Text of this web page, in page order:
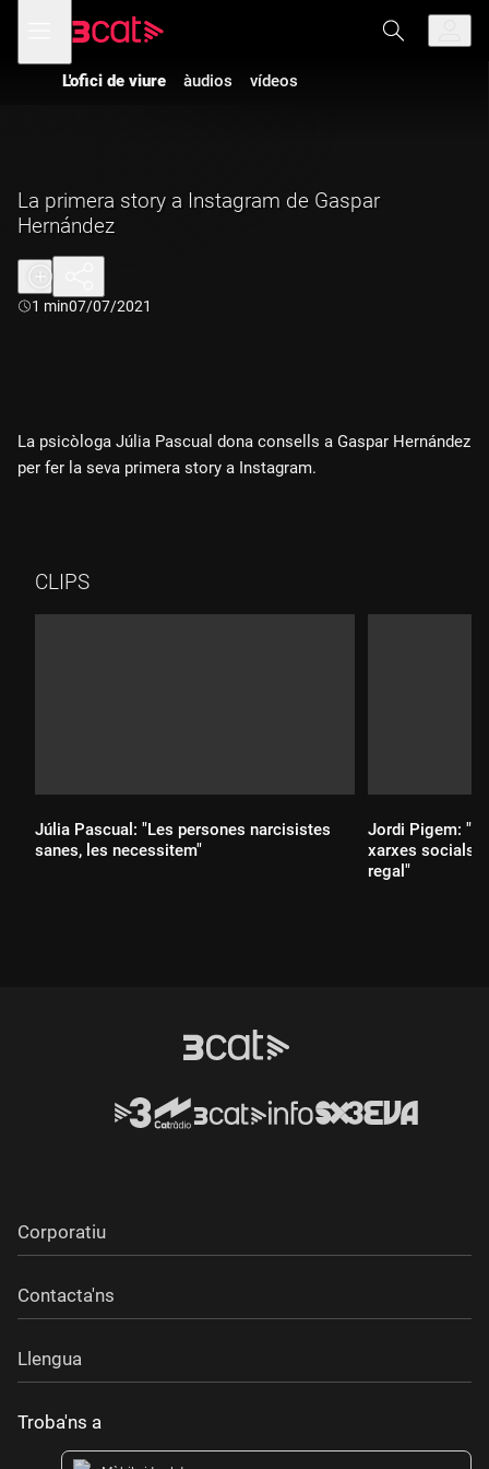
navegació
principal
menú
de
L'ofici de viure àudios vídeos
La primera story a Instagram de Gaspar
Hernández
Durada:
1 min07/07/2021
La psicòloga Júlia Pascual dona consells a Gaspar Hernández
per fer la seva primera story a Instagram.
CLIPS
Júlia Pascual: "Les persones narcisistes
sanes, les necessitem"
Jordi Pigem:
xarxes socials
regal"
Corporatiu
Contacta'ns
Llengua
Troba'ns a